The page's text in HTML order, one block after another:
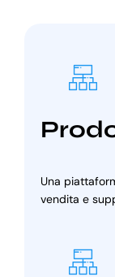
Una
vendita e